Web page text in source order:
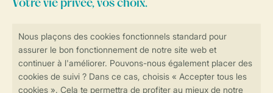
contactez notreContact Center.